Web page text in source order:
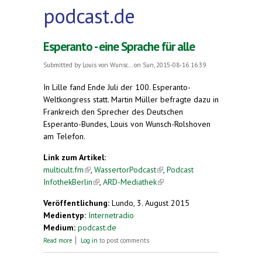
podcast.de
Esperanto - eine Sprache für alle
Submitted by Louis von Wunsc... on Sun, 2015-08-16 16:39
In Lille fand Ende Juli der 100. Esperanto-
Weltkongress statt. Martin Müller befragte dazu in
Frankreich den Sprecher des Deutschen
Esperanto-Bundes, Louis von Wunsch-Rolshoven
am Telefon.
Link zum Artikel:
multicult.fm(link is external)
WassertorPodcast(link is external)
Podcast
InfothekBerlin(link is external)
ARD-Mediathek(link is external)
Veröffentlichung: Lundo, 3. August 2015
Medientyp: Internetradio
Medium: podcast.de
Read more about Esperanto - eine Sprache für alle
Log in to post comments